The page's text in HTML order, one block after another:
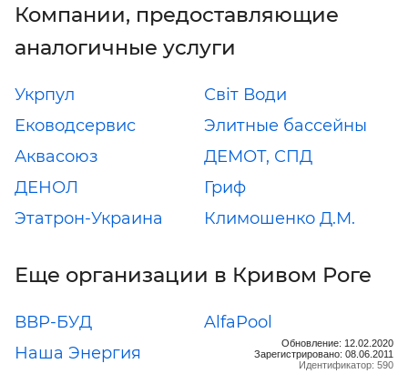
Компании, предоставляющие
аналогичные услуги
Укрпул
Світ Води
Еководсервис
Элитные бассейны
Аквасоюз
ДЕМОТ, СПД
ДЕНОЛ
Гриф
Этатрон-Украина
Климошенко Д.М.
Еще организации в Кривом Роге
ВВР-БУД
AlfaPool
Наша Энергия
Обновление: 12.02.2020
Зарегистрировано: 08.06.2011
Идентификатор: 590